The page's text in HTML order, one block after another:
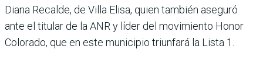
Diana Recalde, de Villa Elisa, quien también aseguró
ante el titular de la ANR y líder del movimiento Honor
Colorado, que en este municipio triunfará la Lista 1.